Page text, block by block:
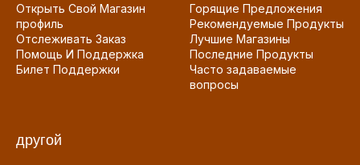
Открыть Свой Магазин
профиль
Отслеживать Заказ
Помощь И Поддержка
Билет Поддержки
Горящие Предложения
Рекомендуемые Продукты
Лучшие Магазины
Последние Продукты
Часто задаваемые
вопросы
другой